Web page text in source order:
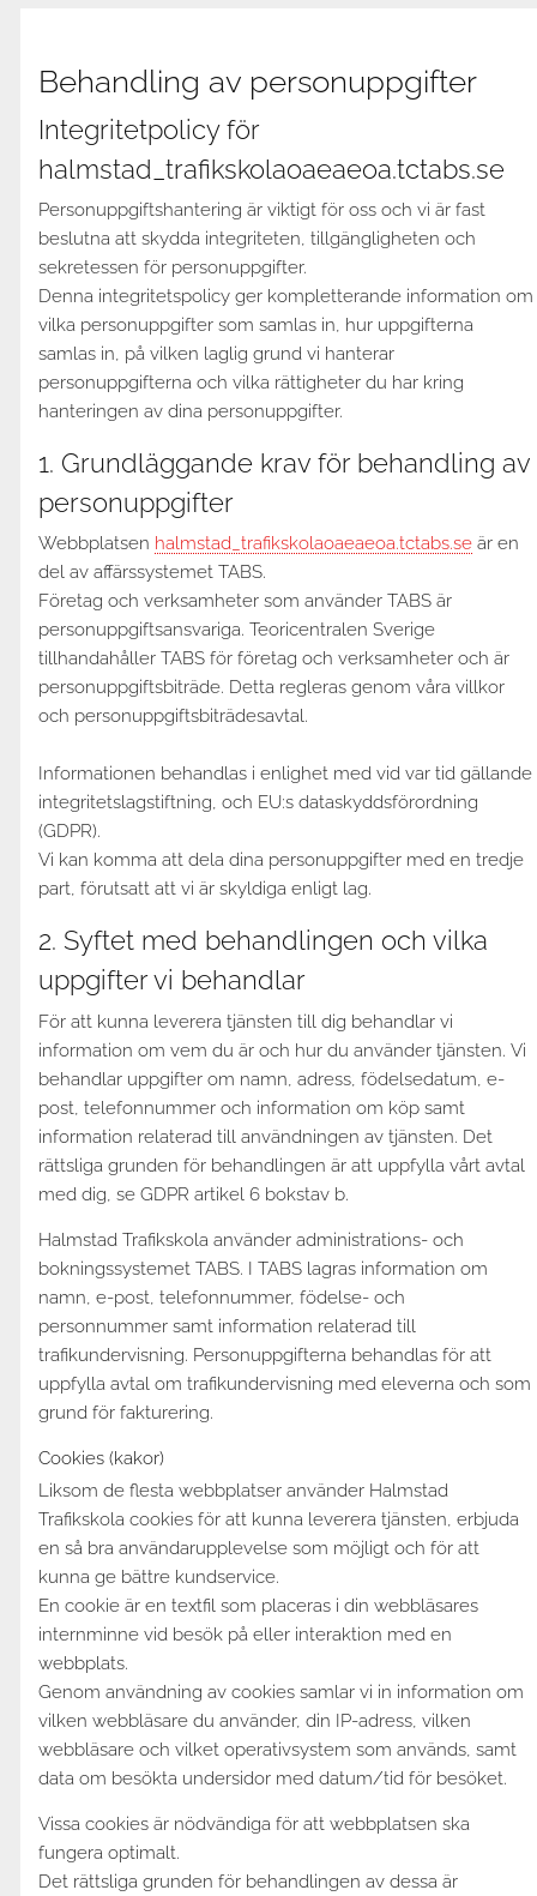
Behandling av personuppgifter
Integritetpolicy för
halmstad_trafikskolaoaeaeoa.tctabs.se
Personuppgiftshantering är viktigt för oss och vi är fast
beslutna att skydda integriteten, tillgängligheten och
sekretessen för personuppgifter.
Denna integritetspolicy ger kompletterande information om
vilka personuppgifter som samlas in, hur uppgifterna
samlas in, på vilken laglig grund vi hanterar
personuppgifterna och vilka rättigheter du har kring
hanteringen av dina personuppgifter.
1. Grundläggande krav för behandling av
personuppgifter
Webbplatsen halmstad_trafikskolaoaeaeoa.tctabs.seär en
del av affärssystemet TABS.
Företag och verksamheter som använder TABS är
personuppgiftsansvariga. Teoricentralen Sverige
tillhandahåller TABS för företag och verksamheter och är
personuppgiftsbiträde. Detta regleras genom våra villkor
och personuppgiftsbiträdesavtal.
Informationen behandlas i enlighet med vid var tid gällande
integritetslagstiftning, och EU:s dataskyddsförordning
(GDPR).
Vi kan komma att dela dina personuppgifter med en tredje
part, förutsatt att vi är skyldiga enligt lag.
2. Syftet med behandlingen och vilka
uppgifter vi behandlar
För att kunna leverera tjänsten till dig behandlar vi
information om vem du är och hur du använder tjänsten. Vi
behandlar uppgifter om namn, adress, födelsedatum, e-
post, telefonnummer och information om köp samt
information relaterad till användningen av tjänsten. Det
rättsliga grunden för behandlingen är att uppfylla vårt avtal
med dig, se GDPR artikel 6 bokstav b.
Halmstad Trafikskola använder administrations- och
bokningssystemet TABS. I TABS lagras information om
namn, e-post, telefonnummer, födelse- och
personnummer samt information relaterad till
trafikundervisning. Personuppgifterna behandlas för att
uppfylla avtal om trafikundervisning med eleverna och som
grund för fakturering.
Cookies (kakor)
Liksom de flesta webbplatser använder Halmstad
Trafikskola cookies för att kunna leverera tjänsten, erbjuda
en så bra användarupplevelse som möjligt och för att
kunna ge bättre kundservice.
En cookie är en textfil som placeras i din webbläsares
internminne vid besök på eller interaktion med en
webbplats.
Genom användning av cookies samlar vi in information om
vilken webbläsare du använder, din IP-adress, vilken
webbläsare och vilket operativsystem som används, samt
data om besökta undersidor med datum/tid för besöket.
Vissa cookies är nödvändiga för att webbplatsen ska
fungera optimalt.
Det rättsliga grunden för behandlingen av dessa är